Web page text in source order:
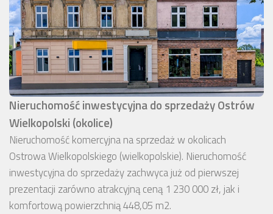
Nieruchomość inwestycyjna do sprzedaży Ostrów
Wielkopolski (okolice)
Nieruchomość komercyjna na sprzedaż w okolicach
Ostrowa Wielkopolskiego (wielkopolskie). Nieruchomość
inwestycyjna do sprzedaży zachwyca już od pierwszej
prezentacji zarówno atrakcyjną ceną 1 230 000 zł, jak i
komfortową powierzchnią 448,05 m2.